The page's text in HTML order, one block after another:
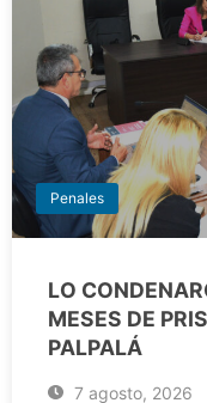
Penales
LO
MESES DE
PALPALÁ
7 agosto, 2026